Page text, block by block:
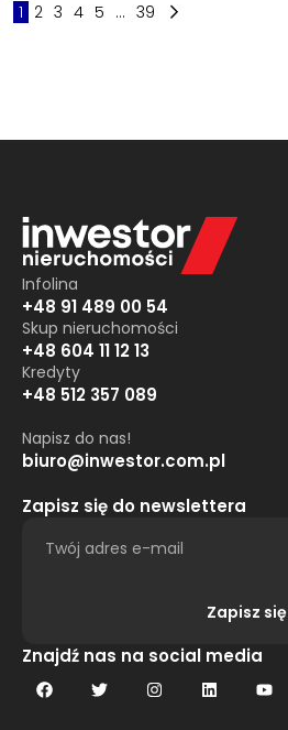
1 2 3 4 5 ... 39
Infolina
+48 91 489 00 54
Skup nieruchomości
+48 604 11 12 13
Kredyty
+48 512 357 089
Napisz do nas!
biuro@inwestor.com.pl
Zapisz się do newslettera
Zapisz się
Alternative:
Znajdź nas na social media